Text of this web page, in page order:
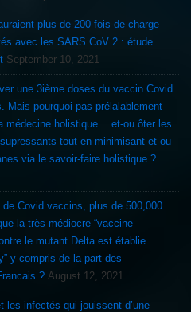
plus de 200 fois de charge
avec les SARS CoV 2 : étude
September 10, 2021
une 3ième doses du vaccin Covid
Mais pourquoi pas prélalablement
médecine holistique….et-ou ôter les
tout en minimisant et-ou
via le savoir-faire holistique ?
de Covid vaccins, plus de 500,000
la très médiocre “vaccine
le mutant Delta est établie…
y compris de la part des
? August 12, 2021
les infectés qui jouissent d’une